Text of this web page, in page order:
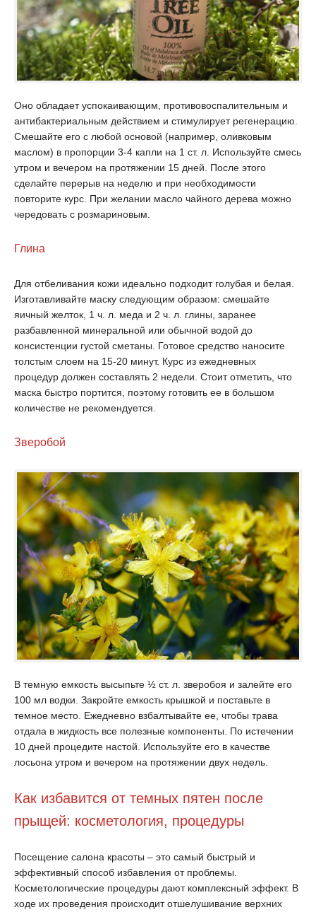
Оно обладает успокаивающим, противовоспалительным и
антибактериальным действием и стимулирует регенерацию.
Смешайте его с любой основой (например, оливковым
маслом) в пропорции 3-4 капли на 1 ст. л. Используйте смесь
утром и вечером на протяжении 15 дней. После этого
сделайте перерыв на неделю и при необходимости
повторите курс. При желании масло чайного дерева можно
чередовать с розмариновым.
Глина
Для отбеливания кожи идеально подходит голубая и белая.
Изготавливайте маску следующим образом: смешайте
яичный желток, 1 ч. л. меда и 2 ч. л. глины, заранее
разбавленной минеральной или обычной водой до
консистенции густой сметаны. Готовое средство наносите
толстым слоем на 15-20 минут. Курс из ежедневных
процедур должен составлять 2 недели. Стоит отметить, что
маска быстро портится, поэтому готовить ее в большом
количестве не рекомендуется.
Зверобой
В темную емкость высыпьте ½ ст. л. зверобоя и залейте его
100 мл водки. Закройте емкость крышкой и поставьте в
темное место. Ежедневно взбалтывайте ее, чтобы трава
отдала в жидкость все полезные компоненты. По истечении
10 дней процедите настой. Используйте его в качестве
лосьона утром и вечером на протяжении двух недель.
Как избавится от темных пятен после
прыщей: косметология, процедуры
Посещение салона красоты – это самый быстрый и
эффективный способ избавления от проблемы.
Косметологические процедуры дают комплексный эффект. В
ходе их проведения происходит отшелушивание верхних